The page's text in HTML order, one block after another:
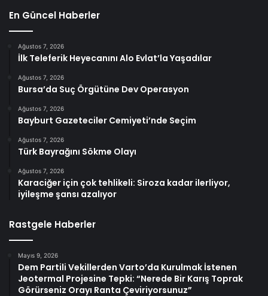
En Güncel Haberler
Ağustos 7, 2026
İlk Teleferik Heyecanını Alo Evlat’la Yaşadılar
Ağustos 7, 2026
Bursa’da Suç Örgütüne Dev Operasyon
Ağustos 7, 2026
Bayburt Gazeteciler Cemiyeti’nde Seçim
Ağustos 7, 2026
Türk Bayrağını Sökme Olayı
Ağustos 7, 2026
Karaciğer için çok tehlikeli: Siroza kadar ilerliyor,
iyileşme şansı azalıyor
Rastgele Haberler
Mayıs 9, 2026
Dem Partili Vekillerden Varto’da Kurulmak İstenen
Jeotermal Projesine Tepki: “Nerede Bir Karış Toprak
Görürseniz Orayı Ranta Çeviriyorsunuz”